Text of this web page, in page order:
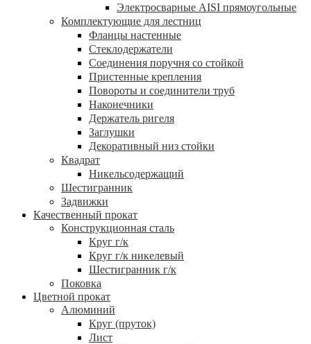
Электросварные AISI прямоугольные
Комплектующие для лестниц
Фланцы настенные
Стеклодержатели
Соединения поручня со стойкой
Пристенные крепления
Повороты и соединители труб
Наконечники
Держатель ригеля
Заглушки
Декоративный низ стойки
Квадрат
Никельсодержащий
Шестигранник
Задвижки
Качественный прокат
Конструкционная сталь
Круг г/к
Круг г/к никелевый
Шестигранник г/к
Поковка
Цветной прокат
Алюминий
Круг (пруток)
Лист